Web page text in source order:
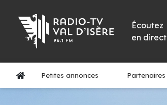
Écoutez
en direct
Petites annonces Partenaires